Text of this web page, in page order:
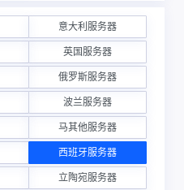
意大利服务器
英国服务器
俄罗斯服务器
波兰服务器
马其他服务器
西班牙服务器
立陶宛服务器